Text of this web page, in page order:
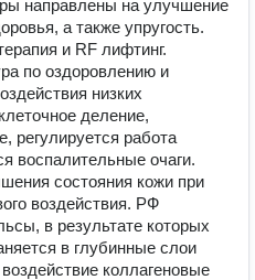
направлены на улучшение
а также упругость.
и RF лифтинг.
по оздоровлению и
низких
деление,
регулируется работа
воспалительные очаги.
состояния кожи при
воздействия. РФ
в результате которых
в глубинные слои
коллагеновые